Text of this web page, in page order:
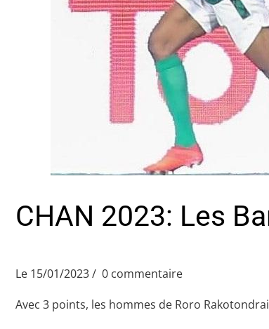
CHAN 2023: Les
Le 15/01/2023
0 commentaire
Avec 3 points, les hommes de Roro